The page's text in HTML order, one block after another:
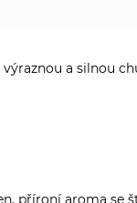
a silnou
příroní aroma se